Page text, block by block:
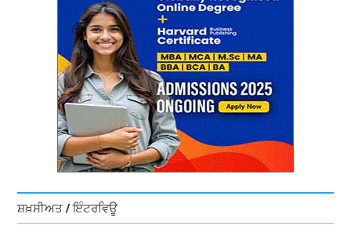
ਸ਼ਖ਼ਸੀਅਤ / ਇੰਟਰਵਿਊ